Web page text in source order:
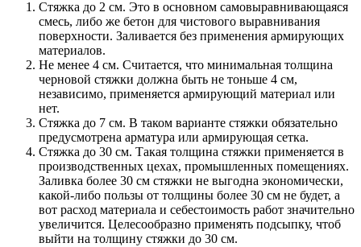
Стяжка до 2 см. Это в основном самовыравнивающаяся
смесь, либо же бетон для чистового выравнивания
поверхности. Заливается без применения армирующих
материалов.
Не менее 4 см. Считается, что минимальная толщина
черновой стяжки должна быть не тоньше 4 см,
независимо, применяется армирующий материал или
нет.
Стяжка до 7 см. В таком варианте стяжки обязательно
предусмотрена арматура или армирующая сетка.
Стяжка до 30 см. Такая толщина стяжки применяется в
производственных цехах, промышленных помещениях.
Заливка более 30 см стяжки не выгодна экономически,
какой-либо пользы от толщины более 30 см не будет, а
вот расход материала и себестоимость работ значительно
увеличится. Целесообразно применять подсыпку, чтоб
выйти на толщину стяжки до 30 см.